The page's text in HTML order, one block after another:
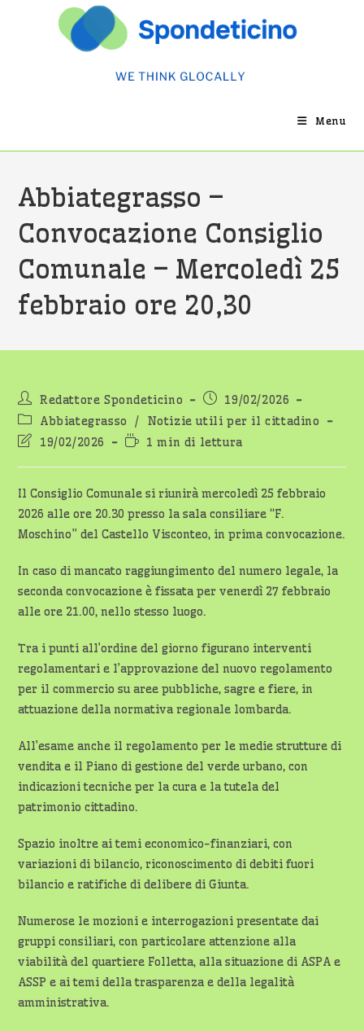
Menu
Abbiategrasso –
Convocazione Consiglio
Comunale – Mercoledì 25
febbraio ore 20,30
Autore
dell'articolo:
Redattore Spondeticino
Articolo
pubblicato:
19/02/2026
Categoria
dell'articolo:
Abbiategrasso /
Notizie utili per il cittadino
Ultima
dell'articolo:
19/02/2026
Tempo
lettura:
1 min di lettura
Il Consiglio Comunale si riunirà mercoledì 25 febbraio
2026 alle ore 20.30 presso la sala consiliare “F.
Moschino” del Castello Visconteo, in prima convocazione.
In caso di mancato raggiungimento del numero legale, la
seconda convocazione è fissata per venerdì 27 febbraio
alle ore 21.00, nello stesso luogo.
Tra i punti all’ordine del giorno figurano interventi
regolamentari e l’approvazione del nuovo regolamento
per il commercio su aree pubbliche, sagre e fiere, in
attuazione della normativa regionale lombarda.
All’esame anche il regolamento per le medie strutture di
vendita e il Piano di gestione del verde urbano, con
indicazioni tecniche per la cura e la tutela del
patrimonio cittadino.
Spazio inoltre ai temi economico-finanziari, con
variazioni di bilancio, riconoscimento di debiti fuori
bilancio e ratifiche di delibere di Giunta.
Numerose le mozioni e interrogazioni presentate dai
gruppi consiliari, con particolare attenzione alla
viabilità del quartiere Folletta, alla situazione di ASPA e
ASSP e ai temi della trasparenza e della legalità
amministrativa.